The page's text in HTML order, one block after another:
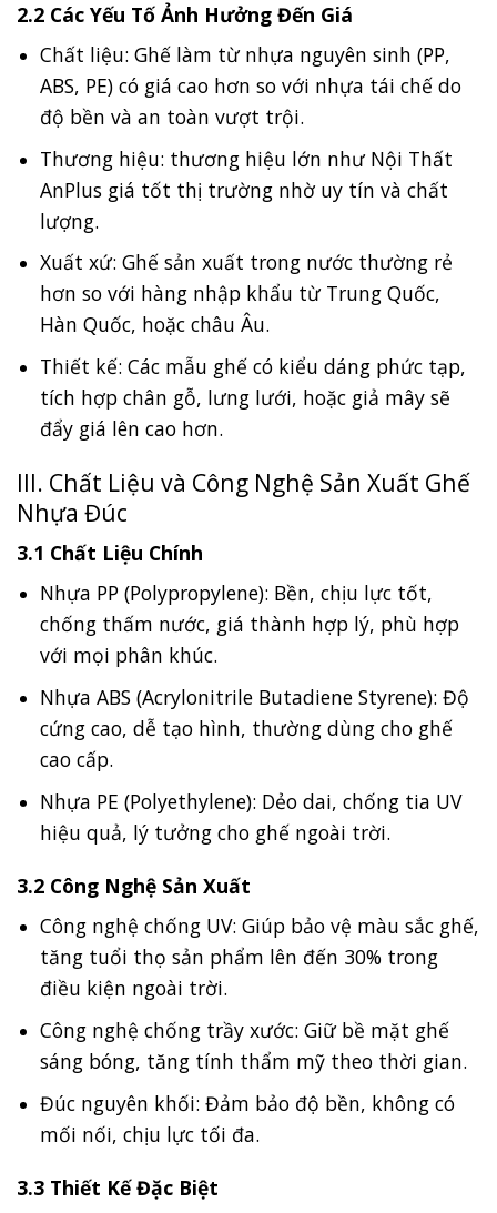
2.2 Các Yếu Tố Ảnh Hưởng Đến Giá
Chất liệu: Ghế làm từ nhựa nguyên sinh (PP,
ABS, PE) có giá cao hơn so với nhựa tái chế do
độ bền và an toàn vượt trội.
Thương hiệu: thương hiệu lớn như Nội Thất
AnPlus giá tốt thị trường nhờ uy tín và chất
lượng.
Xuất xứ: Ghế sản xuất trong nước thường rẻ
hơn so với hàng nhập khẩu từ Trung Quốc,
Hàn Quốc, hoặc châu Âu.
Thiết kế: Các mẫu ghế có kiểu dáng phức tạp,
tích hợp chân gỗ, lưng lưới, hoặc giả mây sẽ
đẩy giá lên cao hơn.
III. Chất Liệu và Công Nghệ Sản Xuất Ghế
Nhựa Đúc
3.1 Chất Liệu Chính
Nhựa PP (Polypropylene): Bền, chịu lực tốt,
chống thấm nước, giá thành hợp lý, phù hợp
với mọi phân khúc.
Nhựa ABS (Acrylonitrile Butadiene Styrene): Độ
cứng cao, dễ tạo hình, thường dùng cho ghế
cao cấp.
Nhựa PE (Polyethylene): Dẻo dai, chống tia UV
hiệu quả, lý tưởng cho ghế ngoài trời.
3.2 Công Nghệ Sản Xuất
Công nghệ chống UV: Giúp bảo vệ màu sắc ghế,
tăng tuổi thọ sản phẩm lên đến 30% trong
điều kiện ngoài trời.
Công nghệ chống trầy xước: Giữ bề mặt ghế
sáng bóng, tăng tính thẩm mỹ theo thời gian.
Đúc nguyên khối: Đảm bảo độ bền, không có
mối nối, chịu lực tối đa.
3.3 Thiết Kế Đặc Biệt